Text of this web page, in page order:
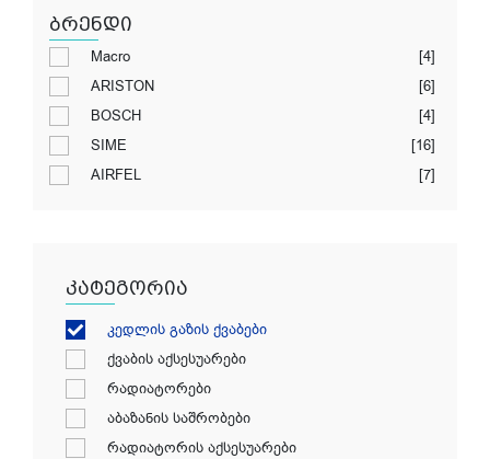
ბრენდი
Macro
[4]
ARISTON
[6]
BOSCH
[4]
SIME
[16]
AIRFEL
[7]
კატეგორია
კედლის გაზის ქვაბები
ქვაბის აქსესუარები
რადიატორები
აბაზანის საშრობები
რადიატორის აქსესუარები